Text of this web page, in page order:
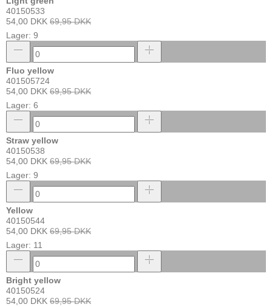
40150533
54,00 DKK 69,95 DKK
Lager: 9
Fluo yellow
401505724
54,00 DKK 69,95 DKK
Lager: 6
Straw yellow
40150538
54,00 DKK 69,95 DKK
Lager: 9
Yellow
40150544
54,00 DKK 69,95 DKK
Lager: 11
Bright yellow
40150524
54,00 DKK 69,95 DKK